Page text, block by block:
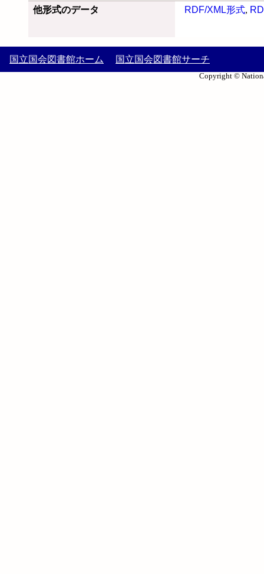
他形式のデータ RDF/XML形式,
国立国会図書館ホーム 国立国会図書館サーチ
Copyright ©